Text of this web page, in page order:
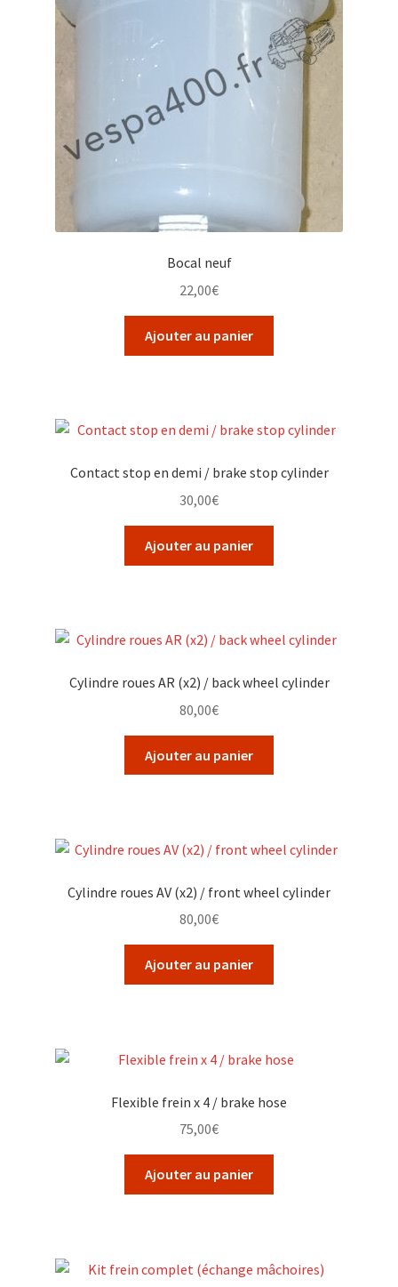
Bocal neuf
22,00€
Ajouter au panier
Contact stop en demi / brake stop cylinder
30,00€
Ajouter au panier
Cylindre roues AR (x2) / back wheel cylinder
80,00€
Ajouter au panier
Cylindre roues AV (x2) / front wheel cylinder
80,00€
Ajouter au panier
Flexible frein x 4 / brake hose
75,00€
Ajouter au panier